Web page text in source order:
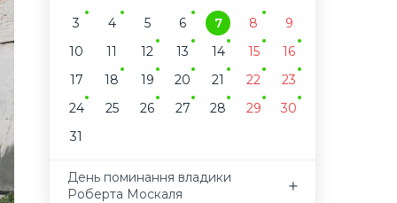
3
4 5 6 7 8
9
10
11 12 13 14 15
16
17
18 19 20 21 22
23
24
25 26 27 28 29
30
31
День поминання владики
Роберта Москаля